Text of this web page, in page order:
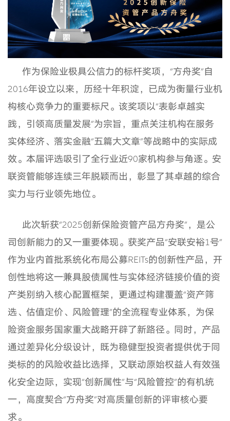
作为保险业极具公信力的标杆奖项，“方舟奖”自
2016年设立以来，历经十年积淀，已成为衡量行业机
构核心竞争力的重要标尺。该奖项以“表彰卓越实
践，引领高质量发展”为宗旨，重点关注机构在服务
实体经济、落实金融“五篇大文章”等战略中的实际成
效。本届评选吸引了全行业近90家机构参与角逐。安
联资管能够连续三年脱颖而出，彰显了其卓越的综合
实力与行业领先地位。
此次斩获“2025创新保险资管产品方舟奖”，是公
司创新能力的又一重要体现。获奖产品“安联安裕1号”
作为业内首批系统化布局公募REITs的创新性产品，开
创性地将这一兼具股债属性与实体经济链接价值的资
产类别纳入核心配置框架，更通过构建覆盖“资产筛
选、估值定价、风险管理”的全流程专业体系，为保
险资金服务国家重大战略开辟了新路径。同时，产品
通过差异化分级设计，既为稳健型投资者提供优于同
类标的的风险收益比选择，又联动原始权益人有效强
化安全边际，实现“创新属性”与“风险管控”的有机统
一，高度契合“方舟奖”对高质量创新的评审核心要
求。